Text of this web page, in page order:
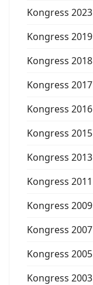
Kongress 2023
Kongress 2019
Kongress 2018
Kongress 2017
Kongress 2016
Kongress 2015
Kongress 2013
Kongress 2011
Kongress 2009
Kongress 2007
Kongress 2005
Kongress 2003